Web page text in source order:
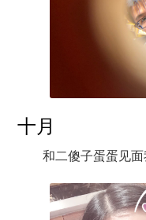
十月
和二傻子蛋蛋见面